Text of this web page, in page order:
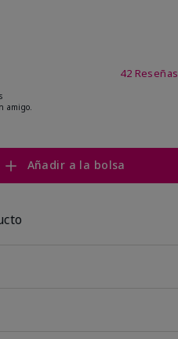
3,8 de 5
42 Reseñas
amigo.
Añadir a la bolsa